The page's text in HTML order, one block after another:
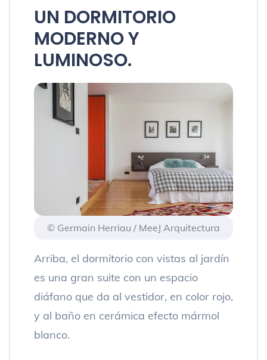
UN DORMITORIO
MODERNO Y
LUMINOSO.
© Germain Herriau / MeeJ Arquitectura
Arriba, el dormitorio con vistas al jardín
es una gran suite con un espacio
diáfano que da al vestidor, en color rojo,
y al baño en cerámica efecto mármol
blanco.